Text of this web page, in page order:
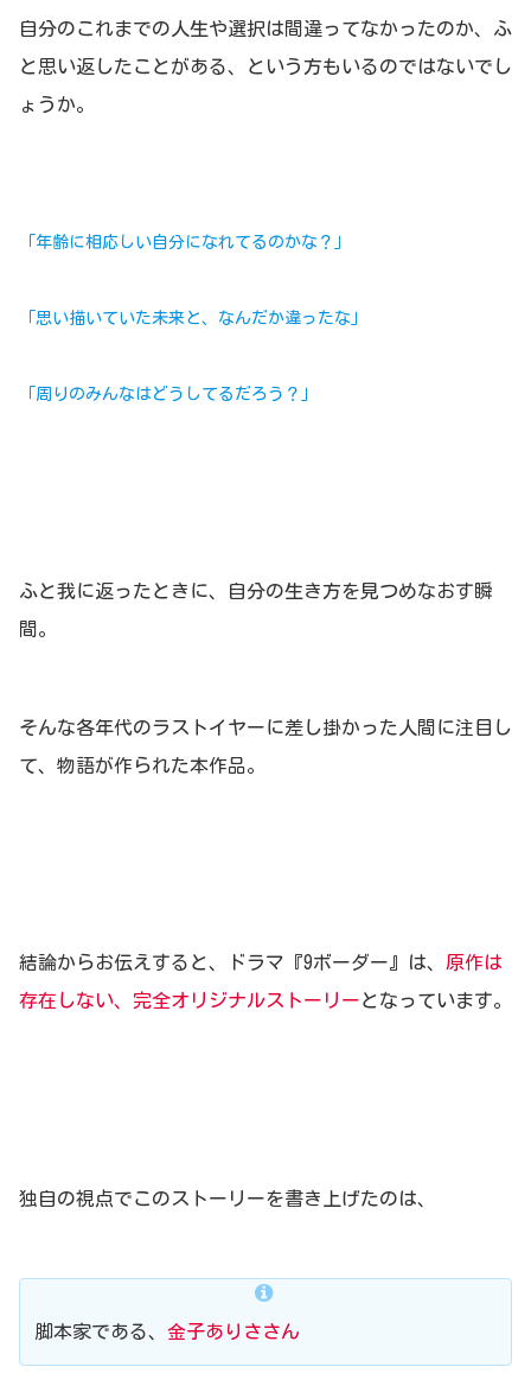
自分のこれまでの人生や選択は間違ってなかったのか、ふ
と思い返したことがある、という方もいるのではないでし
ょうか。
「年齢に相応しい自分になれてるのかな？」
「思い描いていた未来と、なんだか違ったな」
「周りのみんなはどうしてるだろう？」
ふと我に返ったときに、自分の生き方を見つめなおす瞬
間。
そんな各年代のラストイヤーに差し掛かった人間に注目し
て、物語が作られた本作品。
結論からお伝えすると、ドラマ『9ボーダー』は、 原作は
存在しない、完全オリジナルストーリーとなっています。
独自の視点でこのストーリーを書き上げたのは、
脚本家である、 金子ありささん